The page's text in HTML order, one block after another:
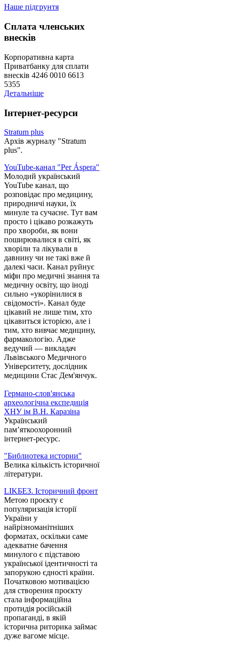
Наше підгрунтя
Сплата членських
внесків
Корпоративна карта
Приватбанку для сплати
внесків 4246 0010 6613
5355
Детальніше
Інтернет-ресурси
Stratum plus
Архів журналу "Stratum
plus".
YouTube-канал "Per Áspera"
Молодий український
YouTube канал, що
розповідає про медицину,
природничі науки, їх
минуле та сучасне. Тут вам
просто і цікаво розкажуть
про хвороби, як вони
поширювалися в світі, як
хворіли та лікували в
давнину чи не такі вже й
далекі часи. Канал руйнує
міфи про медичні знання та
медичну освіту, що іноді
сильно «укорінилися в
свідомості». Канал буде
цікавий не лише тим, хто
цікавиться історією, але і
тим, хто вивчає медицину,
фармакологію. Адже
ведучий — викладач
Львівського Медичного
Університету, дослідник
медицини Стас Дем'янчук.
Германо-слов'янська
археологічна експедиція
ХНУ ім В.Н. Каразіна
Український
пам’яткоохоронний
інтернет-ресурс.
"Библиотека истории"
Велика кількість історичної
літератури.
LIKБЕЗ. Історичний фронт
Метою проєкту є
популяризація історії
України у
найрізноманітніших
форматах, оскільки саме
адекватне бачення
минулого є підставою
української ідентичності та
запорукою єдності країни.
Початковою мотивацією
для створення проєкту
стала інформаційна
протидія російській
пропаганді, в якій
історична риторика займає
дуже вагоме місце.